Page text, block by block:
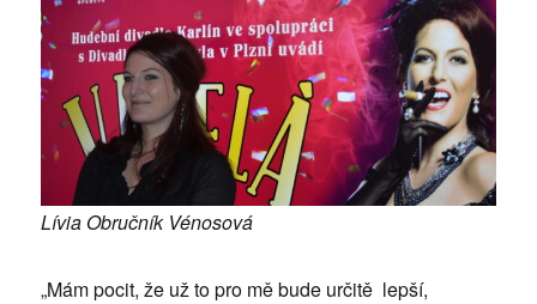
Lívia Obručník Vénosová
„Mám pocit, že už to pro mě bude určitě lepší,